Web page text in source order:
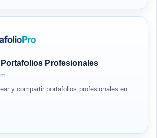
Profesionales
y compartir portafolios profesionales en